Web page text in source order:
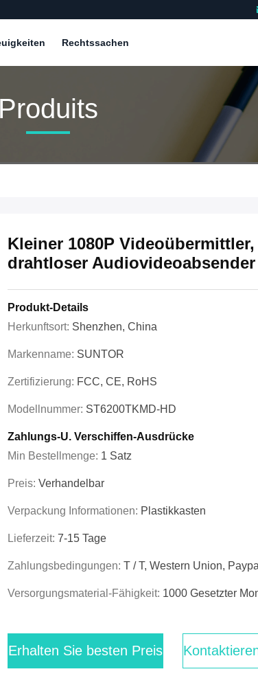
Rechtssachen
Produits
Kleiner 1080P
drahtloser
Produkt-Details
Herkunftsort: Shenzhen, China
Markenname: SUNTOR
Zertifizierung: FCC, CE, RoHS
Modellnummer: ST6200TKMD-HD
Zahlungs-U. Verschiffen-Ausdrücke
Min Bestellmenge: 1 Satz
Preis: Verhandelbar
Verpackung Informationen: Plastikkasten
Lieferzeit: 7-15 Tage
Zahlungsbedingungen: T / T, Western Union, Paypal
Versorgungsmaterial-Fähigkeit: 1000 Gesetzter
Erhalten Sie besten Preis